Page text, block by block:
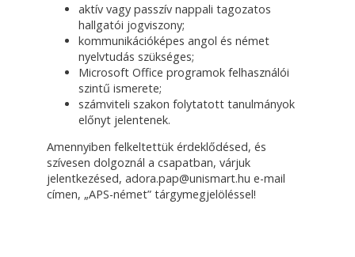
aktív vagy passzív nappali tagozatos
hallgatói jogviszony;
kommunikációképes angol és német
nyelvtudás szükséges;
Microsoft Office programok felhasználói
szintű ismerete;
számviteli szakon folytatott tanulmányok
előnyt jelentenek.
Amennyiben felkeltettük érdeklődésed, és
szívesen dolgoznál a csapatban, várjuk
jelentkezésed, adora.pap@unismart.hu e-mail
címen, „APS-német” tárgymegjelöléssel!